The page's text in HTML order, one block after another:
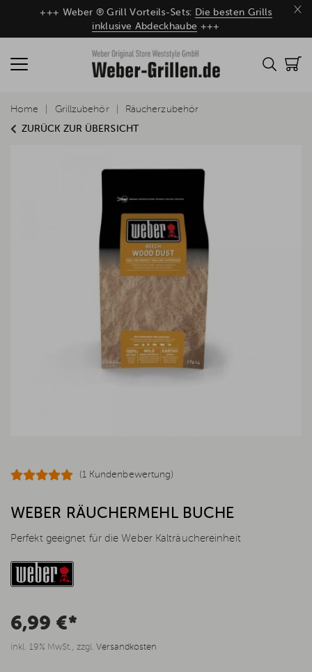
×
+++ Weber ® Grill Vorteils-Sets: Die besten Grills
inklusive Abdeckhaube +++
ZURÜCK ZUR ÜBERSICHT
Home Grillzubehör Räucherzubehör
(1 Kundenbewertung)
WEBER RÄUCHERMEHL BUCHE
Perfekt geeignet für die Weber Kalträuchereinheit
6,99 €*
inkl. 19% MwSt., zzgl.Versandkosten